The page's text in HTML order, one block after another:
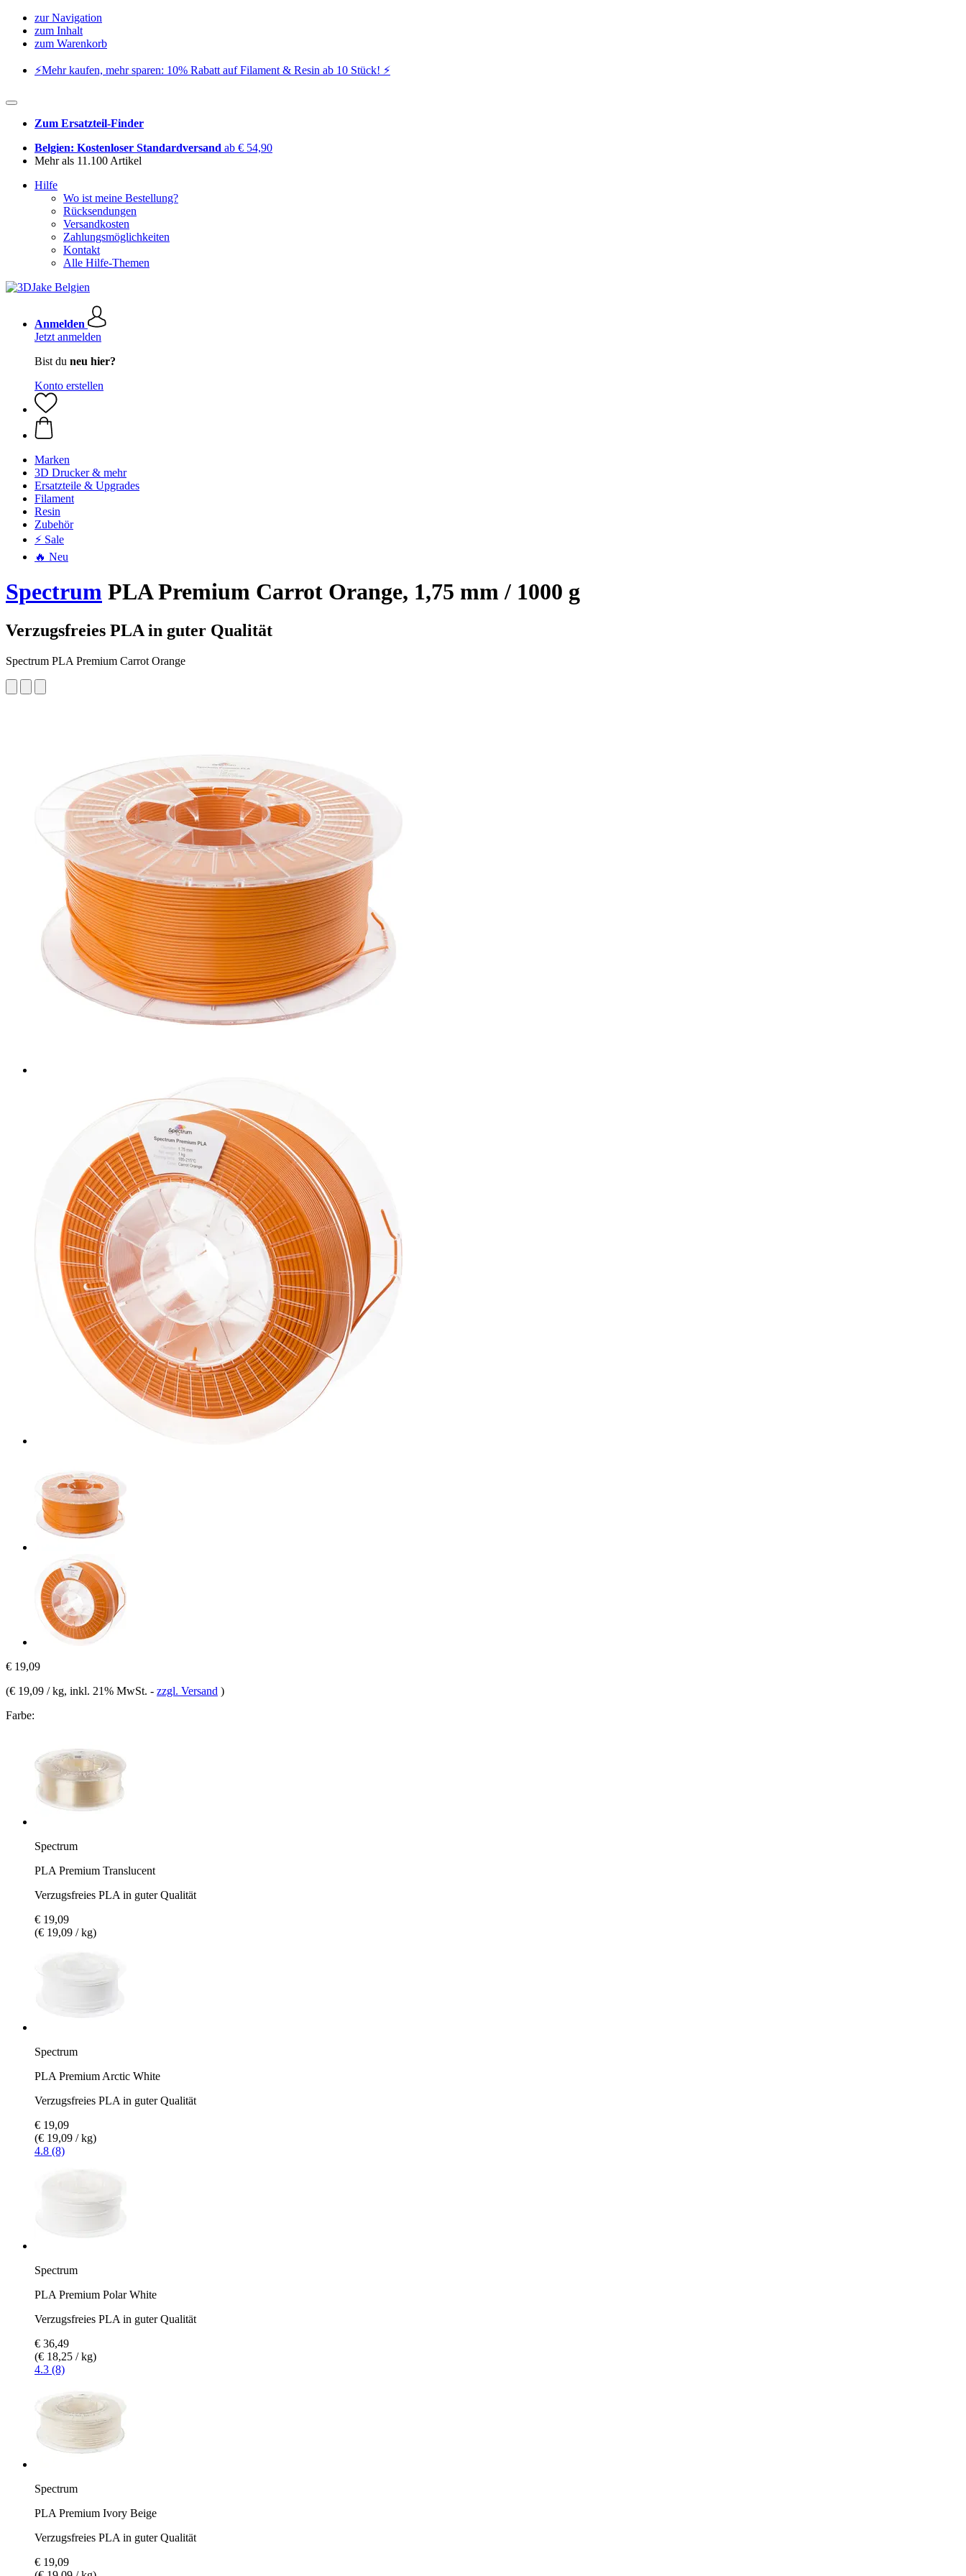
zur Navigation
zum Inhalt
zum Warenkorb
⚡️Mehr kaufen, mehr sparen: 10% Rabatt auf Filament & Resin ab 10 Stück! ⚡️
Zum Ersatzteil-Finder
Belgien: Kostenloser Standardversand ab € 54,90
Mehr als 11.100 Artikel
Hilfe
Wo ist meine Bestellung?
Rücksendungen
Versandkosten
Zahlungsmöglichkeiten
Kontakt
Alle Hilfe-Themen
Anmelden
Jetzt anmelden
Bist du neu hier?
Konto erstellen
Marken
3D Drucker & mehr
Ersatzteile & Upgrades
Filament
Resin
Zubehör
⚡ Sale
🔥 Neu
Spectrum PLA Premium Carrot Orange, 1,75 mm / 1000 g
Verzugsfreies PLA in guter Qualität
Spectrum PLA Premium Carrot Orange
€ 19,09
(€ 19,09 / kg, inkl. 21% MwSt. - zzgl. Versand )
Farbe:
Spectrum
PLA Premium Translucent
Verzugsfreies PLA in guter Qualität
€ 19,09
(€ 19,09 / kg)
Spectrum
PLA Premium Arctic White
Verzugsfreies PLA in guter Qualität
€ 19,09
(€ 19,09 / kg)
4.8 (8)
Spectrum
PLA Premium Polar White
Verzugsfreies PLA in guter Qualität
€ 36,49
(€ 18,25 / kg)
4.3 (8)
Spectrum
PLA Premium Ivory Beige
Verzugsfreies PLA in guter Qualität
€ 19,09